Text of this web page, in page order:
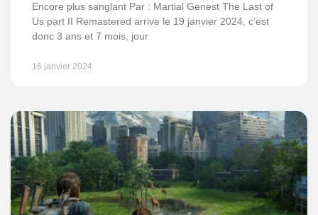
Encore plus sanglant Par : Martial Genest The Last of
Us part II Remastered arrive le 19 janvier 2024, c’est
donc 3 ans et 7 mois, jour
16 janvier 2024